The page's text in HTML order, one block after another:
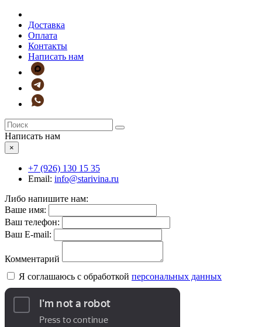
Доставка
Оплата
Контакты
Написать нам
Написать нам
×
+7 (926) 130 15 35
Email: info@starivina.ru
Либо напишите нам:
Ваше имя:
Ваш телефон:
Ваш E-mail:
Комментарий
Я соглашаюсь с обработкой персональных данных